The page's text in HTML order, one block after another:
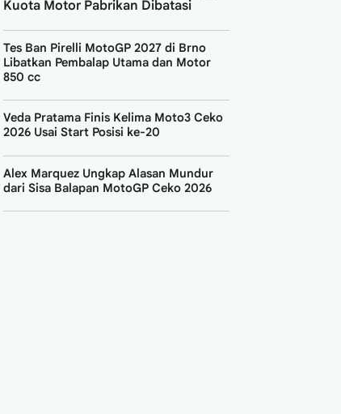
Kuota Motor Pabrikan Dibatasi
Tes Ban Pirelli MotoGP 2027 di Brno
Libatkan Pembalap Utama dan Motor
850 cc
Veda Pratama Finis Kelima Moto3 Ceko
2026 Usai Start Posisi ke-20
Alex Marquez Ungkap Alasan Mundur
dari Sisa Balapan MotoGP Ceko 2026